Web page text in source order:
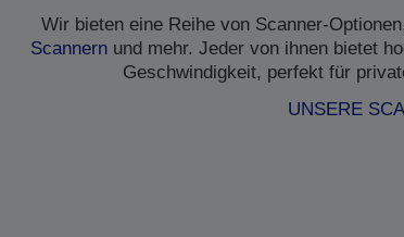
Wir bieten eine Reihe von Scanner-
Scannern und mehr. Jeder von ihnen bietet
Geschwindigkeit, perfekt für
UNSERE